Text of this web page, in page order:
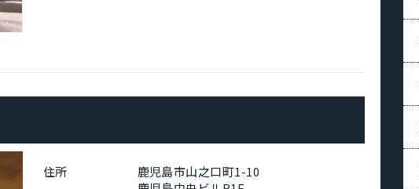
住所
鹿児島市山之口町1-10